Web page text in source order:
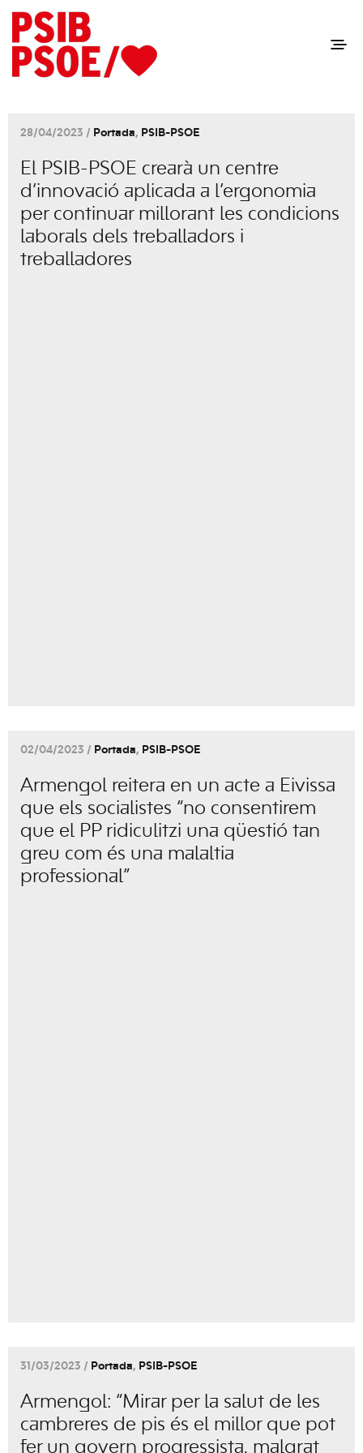
28/04/2023 / Portada, PSIB-PSOE
El PSIB-PSOE crearà un centre
d’innovació aplicada a l’ergonomia
per continuar millorant les condicions
laborals dels treballadors i
treballadores
02/04/2023 / Portada, PSIB-PSOE
Armengol reitera en un acte a Eivissa
que els socialistes “no consentirem
que el PP ridiculitzi una qüestió tan
greu com és una malaltia
professional”
31/03/2023 / Portada, PSIB-PSOE
Armengol: “Mirar per la salut de les
cambreres de pis és el millor que pot
fer un govern progressista, malgrat